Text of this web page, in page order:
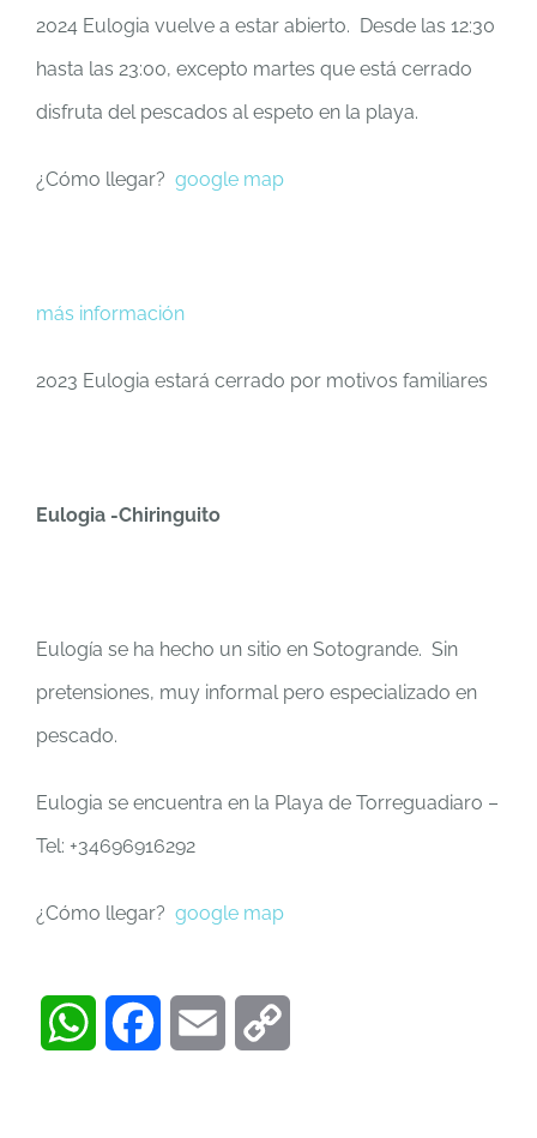
2024 Eulogia vuelve a estar abierto. Desde las 12:30
hasta las 23:00, excepto martes que está cerrado
disfruta del pescados al espeto en la playa.
¿Cómo llegar? google map
más información
2023 Eulogia estará cerrado por motivos familiares
Eulogia -Chiringuito
Eulogía se ha hecho un sitio en Sotogrande. Sin
pretensiones, muy informal pero especializado en
pescado.
Eulogia se encuentra en la Playa de Torreguadiaro –
Tel: +34696916292
¿Cómo llegar? google map
WhatsAppFacebookEmail